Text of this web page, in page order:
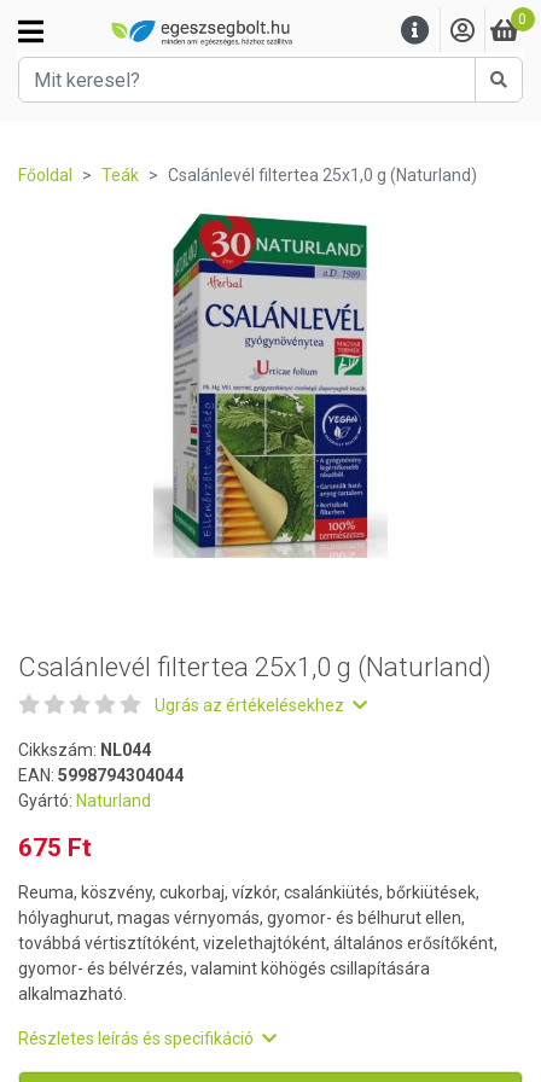
0
Főoldal Teák Csalánlevél filtertea 25x1,0 g (Naturland)
Csalánlevél filtertea 25x1,0 g (Naturland)
Ugrás az értékelésekhez
Cikkszám: NL044
EAN: 5998794304044
Gyártó: Naturland
675 Ft
Reuma, köszvény, cukorbaj, vízkór, csalánkiütés, bőrkiütések,
hólyaghurut, magas vérnyomás, gyomor- és bélhurut ellen,
továbbá vértisztítóként, vizelethajtóként, általános erősítőként,
gyomor- és bélvérzés, valamint köhögés csillapítására
alkalmazható.
Részletes leírás és specifikáció